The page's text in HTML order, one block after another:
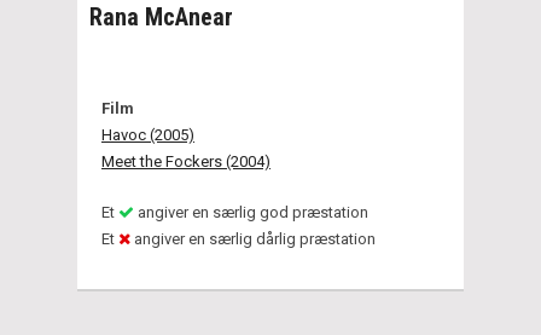
Rana McAnear
Film
Havoc (2005)
Meet the Fockers (2004)
Et
angiver en særlig god præstation
Et
angiver en særlig dårlig præstation